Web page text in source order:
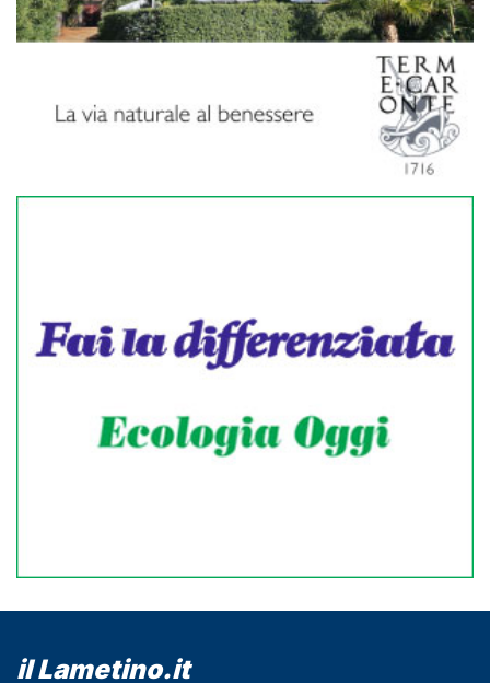
il Lametino.it